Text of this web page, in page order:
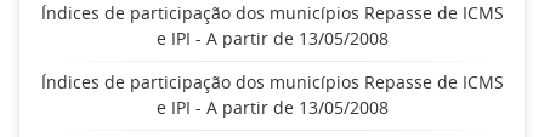
Índices de participação dos municípios Repasse de ICMS
e IPI - A partir de 13/05/2008
Índices de participação dos municípios Repasse de ICMS
e IPI - A partir de 13/05/2008